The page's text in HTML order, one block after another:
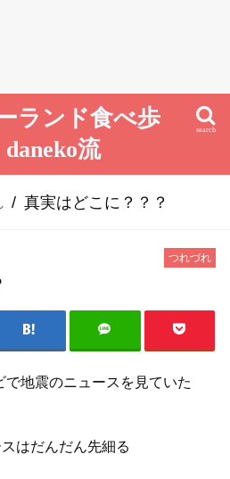
ランド食べ歩
daneko流
search
真実はどこに？？？
つれづれ
地震のニュースを見ていた
はだんだん先細る